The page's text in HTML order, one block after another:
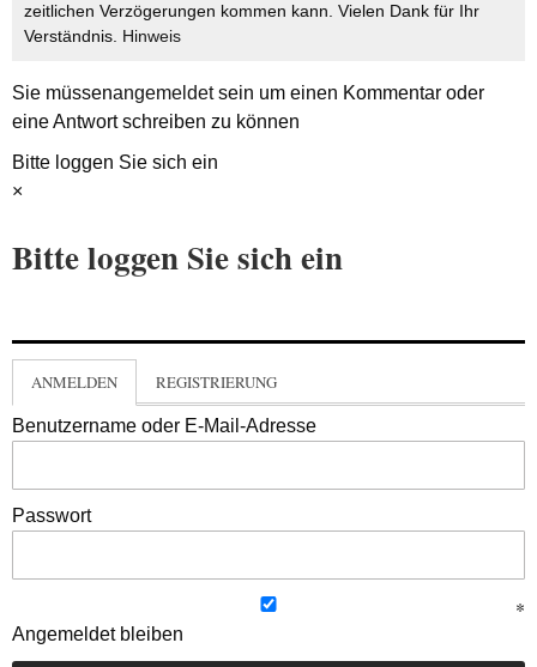
zeitlichen Verzögerungen kommen kann. Vielen Dank für Ihr
Verständnis. Hinweis
Sie müssenangemeldetsein um einen Kommentar oder
eine Antwort schreiben zu können
Bitte loggen Sie sich ein
×
Bitte loggen Sie sich ein
ANMELDEN REGISTRIERUNG
Benutzername oder E-Mail-Adresse
Passwort
Angemeldet bleiben